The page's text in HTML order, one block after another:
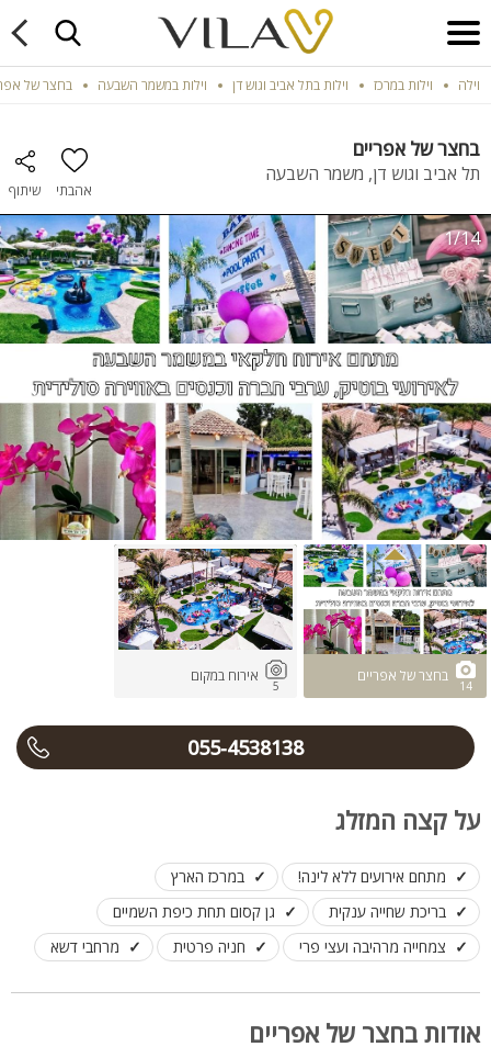
וילה וילות במרכז וילות בתל אביב וגוש דן וילות במשמר השבעה בחצר של
בחצר של אפריים
תל אביב וגוש דן, משמר השבעה
אהבתי שיתוף
1/14
14
בחצר של אפריים
5
אירוח במקום
055-4538138
על קצה המזלג
מתחם אירועים ללא לינה!
במרכז הארץ
בריכת שחייה ענקית
גן קסום תחת כיפת השמיים
צמחייה מרהיבה ועצי פרי
חניה פרטית מרחבי דשא
אודות בחצר של אפריים